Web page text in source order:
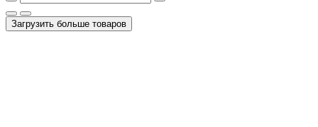
Загрузить больше товаров